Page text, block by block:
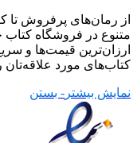
از رمان‌های پرفروش تا
متنوع در فروشگاه کتاب
ارزان‌ترین قیمت‌ها و
کتاب‌های مورد
نمایش بیشتر - بستن